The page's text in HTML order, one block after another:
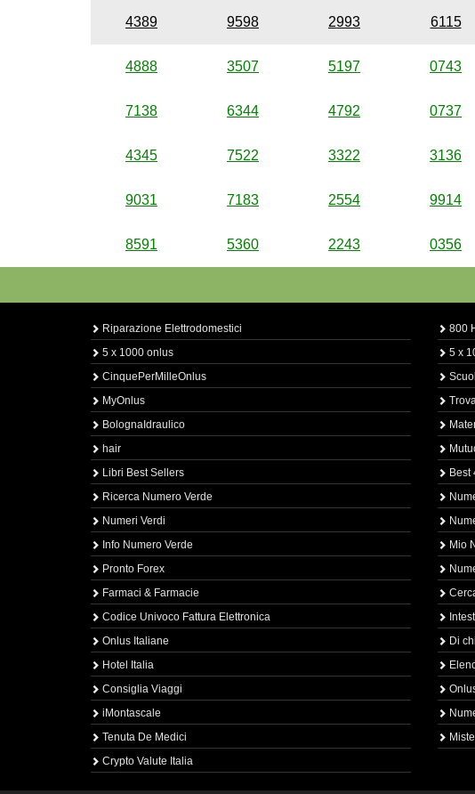
4389 9598 2993 6115
4888 3507 5197 0743
7138 6344 4792 0737
4345 7522 3322 3136
9031 7183 2554 9914
8591 5360 2243 0356
Riparazione Elettrodomestici
5 x 1000 onlus
CinquePerMilleOnlus
MyOnlus
BolognaIdraulico
hair
Libri Best Sellers
Ricerca Numero Verde
Numeri Verdi
Info Numero Verde
Pronto Forex
Farmaci & Farmacie
Codice Univoco Fattura Elettronica
Onlus Italiane
Hotel Italia
Consiglia Viaggi
iMontascale
Tenuta De Medici
Crypto Valute Italia
800
5 x
Best
Mio
Di